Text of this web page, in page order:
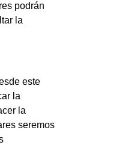
podrán
la
este
la
la
seremos